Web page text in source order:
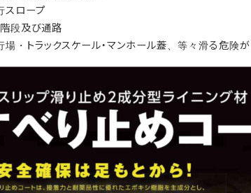
スロープ
階段及び通路
・トラックスケール・マンホール蓋、等々滑る危険